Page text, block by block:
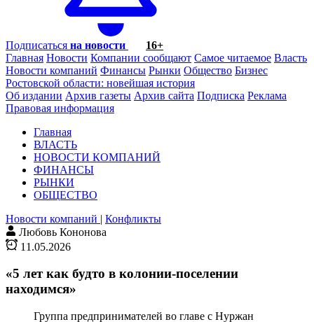
Подписаться на новости
16+
Главная Новости Компании сообщают Самое читаемое Власть
Новости компаний Финансы Рынки Общество Бизнес
Ростовской области: новейшая история
Об издании Архив газеты Архив сайта Подписка Реклама
Правовая информация
Главная
ВЛАСТЬ
НОВОСТИ КОМПАНИЙ
ФИНАНСЫ
РЫНКИ
ОБЩЕСТВО
Новости компаний | Конфликты
Любовь Кононова
11.05.2026
«5 лет как будто в колонии-поселении
находимся»
Группа предпринимателей во главе с Нуржан